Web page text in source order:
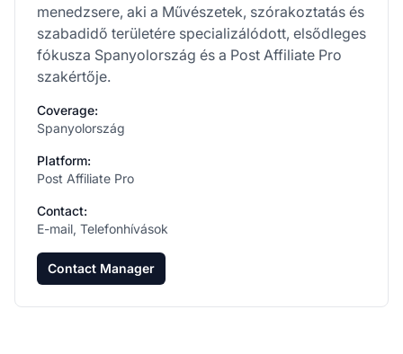
menedzsere, aki a Művészetek, szórakoztatás és
szabadidő területére specializálódott, elsődleges
fókusza Spanyolország és a Post Affiliate Pro
szakértője.
Coverage:
Spanyolország
Platform:
Post Affiliate Pro
Contact:
E-mail, Telefonhívások
Contact Manager